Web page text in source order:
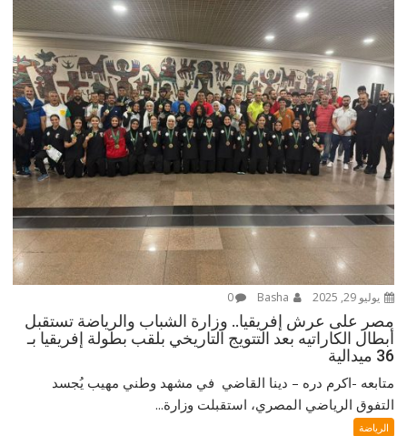
يوليو 29, 2025 0
مصر على عرش إفريقيا.. وزارة الشباب والرياضة تستقبل
أبطال الكاراتيه بعد التتويج التاريخي بلقب بطولة إفريقيا بـ
36 ميدالية
متابعه -اكرم دره – دينا القاضي في مشهد وطني مهيب يُجسد
التفوق الرياضي المصري، استقبلت وزارة...
الرياضة